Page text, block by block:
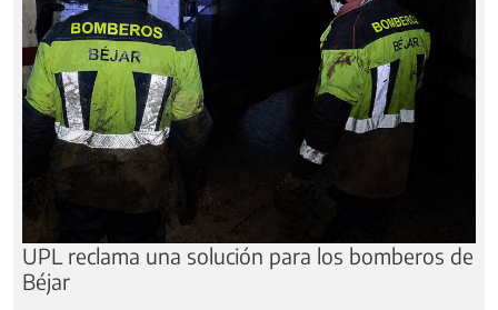
UPL reclama una solución para los bomberos de
Béjar